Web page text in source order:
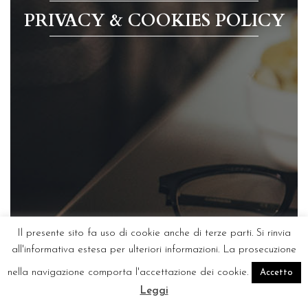
CONTATTACI
PRIVACY & COOKIES POLICY
Il presente sito fa uso di cookie anche di terze parti. Si rinvia
all'informativa estesa per ulteriori informazioni. La prosecuzione
nella navigazione comporta l'accettazione dei cookie. Accetto
Leggi